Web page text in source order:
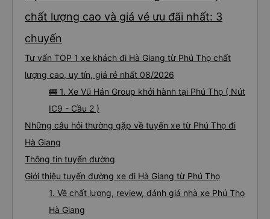
chất lượng cao và giá vé ưu đãi nhất: 3
chuyến
Tư vấn TOP 1 xe khách đi Hà Giang từ Phú Thọ chất
lượng cao, uy tín, giá rẻ nhất 08/2026
🚌 1. Xe Vũ Hán Group khởi hành tại Phú Thọ ( Nút
IC9 - Cầu 2 )
Những câu hỏi thường gặp về tuyến xe từ Phú Thọ đi
Hà Giang
Thông tin tuyến đường
Giới thiệu tuyến đường xe đi Hà Giang từ Phú Thọ
1. Về chất lượng, review, đánh giá nhà xe Phú Thọ
Hà Giang